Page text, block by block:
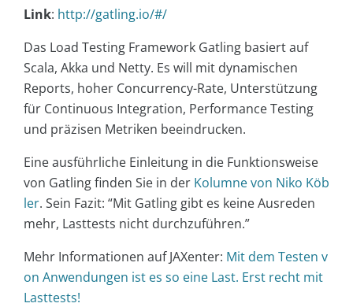
Link: http://gatling.io/#/
Das Load Testing Framework Gatling basiert auf
Scala, Akka und Netty. Es will mit dynamischen
Reports, hoher Concurrency-Rate, Unterstützung
für Continuous Integration, Performance Testing
und präzisen Metriken beeindrucken.
Eine ausführliche Einleitung in die Funktionsweise
von Gatling finden Sie in der Kolumne von Niko Köb
ler. Sein Fazit: “Mit Gatling gibt es keine Ausreden
mehr, Lasttests nicht durchzuführen.”
Mehr Informationen auf JAXenter: Mit dem Testen v
on Anwendungen ist es so eine Last. Erst recht mit
Lasttests!